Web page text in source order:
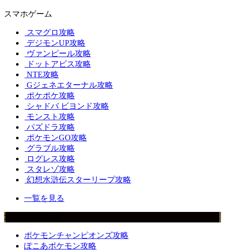
スマホゲーム
スマグロ攻略
デジモンUP攻略
ヴァンピール攻略
ドットアビス攻略
NTE攻略
Gジェネエターナル攻略
ポケポケ攻略
シャドバ ビヨンド攻略
モンスト攻略
パズドラ攻略
ポケモンGO攻略
グラブル攻略
ログレス攻略
スタレゾ攻略
幻想水滸伝スターリープ攻略
一覧を見る
注目の攻略記事
ポケモンチャンピオンズ攻略
ぽこあポケモン攻略